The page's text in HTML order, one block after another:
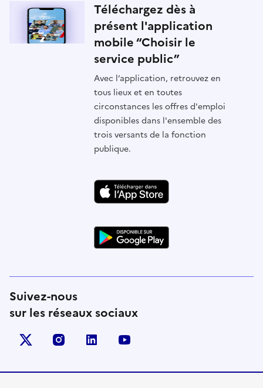
Téléchargez dès à
présent l'application
mobile “Choisir le
service public”
Avec l’application, retrouvez en
tous lieux et en toutes
circonstances les offres d'emploi
disponibles dans l'ensemble des
trois versants de la fonction
publique.
Suivez-nous
sur les réseaux sociaux
X (anciennement Twitter)
instagramlinkedin